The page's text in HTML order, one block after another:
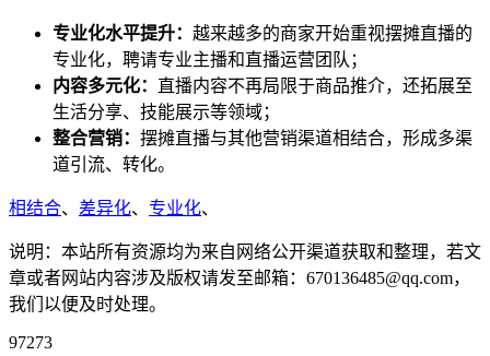
专业化水平提升： 越来越多的商家开始重视摆摊直播的
专业化，聘请专业主播和直播运营团队；
内容多元化： 直播内容不再局限于商品推介，还拓展至
生活分享、技能展示等领域；
整合营销： 摆摊直播与其他营销渠道相结合，形成多渠
道引流、转化。
相结合、 差异化、 专业化、
说明：本站所有资源均为来自网络公开渠道获取和整理，若文
章或者网站内容涉及版权请发至邮箱：670136485@qq.com，
我们以便及时处理。
97273